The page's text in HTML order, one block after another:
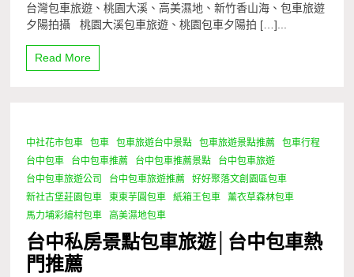
台灣包車旅遊、桃園大溪、高美濕地、新竹香山海、包車旅遊
夕陽拍攝 桃園大溪包車旅遊、桃園包車夕陽拍 […]...
Read More
1 Minute
中社花市包車 包車 包車旅遊台中景點 包車旅遊景點推薦
包車行程
台中包車
台中包車推薦 台中包車推薦景點
台中包車旅遊
台中包車旅遊公司
台中包車旅遊推薦
好好聚落文創園區包車
新社古堡莊園包車
東東芋圓包車 紙箱王包車
薰衣草森林包車
馬力埔彩繪村包車
高美濕地包車
台中私房景點包車旅遊│台中包車熱
門推薦